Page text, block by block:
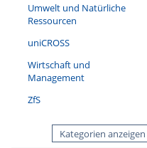
Umwelt und Natürliche
Ressourcen
uniCROSS
Wirtschaft und
Management
ZfS
Kategorien anzeigen